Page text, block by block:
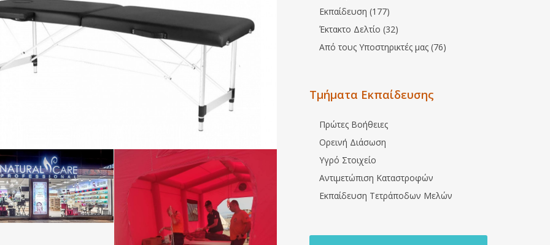
Εκπαίδευση (177)
Έκτακτο Δελτίο (32)
Από τους Υποστηρικτές μας (76)
Τμήματα Εκπαίδευσης
Πρώτες Βοήθειες
Ορεινή Διάσωση
Υγρό Στοιχείο
Αντιμετώπιση Καταστροφών
Εκπαίδευση Τετράποδων Μελών